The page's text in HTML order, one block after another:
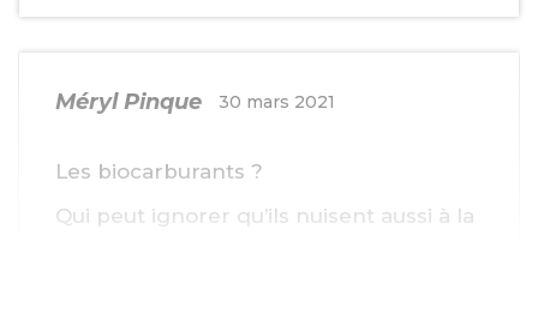
Méryl Pinque 30 mars 2021
Les biocarburants ?
Qui peut ignorer qu’ils nuisent aussi à la